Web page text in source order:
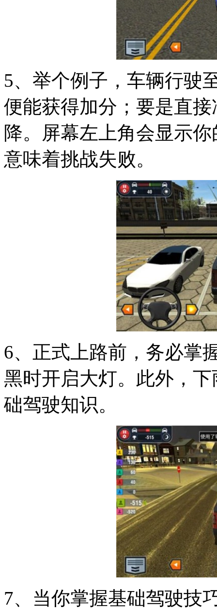
5、举个例子，车辆行驶
便能获得加分；要是直
降。屏幕左上角会显示
意味着挑战失败。
6、正式上路前，务必掌
黑时开启大灯。此外，
础驾驶知识。
7、当你掌握基础驾驶技